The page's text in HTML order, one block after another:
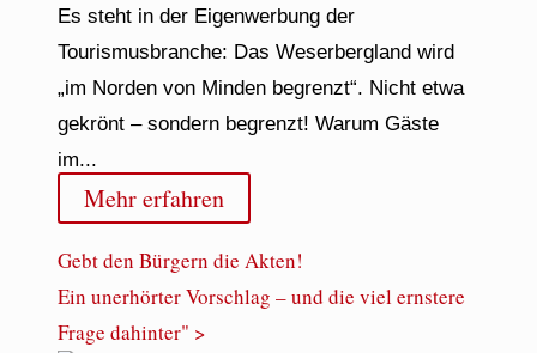
Es steht in der Eigenwerbung der
Tourismusbranche: Das Weserbergland wird
„im Norden von Minden begrenzt“. Nicht etwa
gekrönt – sondern begrenzt! Warum Gäste
im...
Mehr erfahren
Gebt den Bürgern die Akten!
Ein unerhörter Vorschlag – und die viel ernstere
Frage dahinter" >